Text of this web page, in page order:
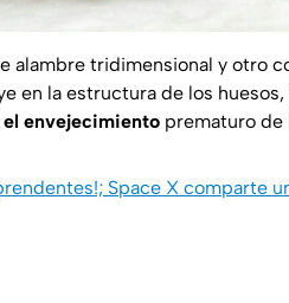
alambre tridimensional y otro
en la estructura de los
el envejecimiento prematuro de
Space X comparte